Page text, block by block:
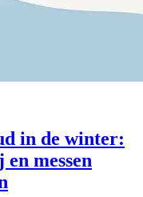
in de winter:
messen